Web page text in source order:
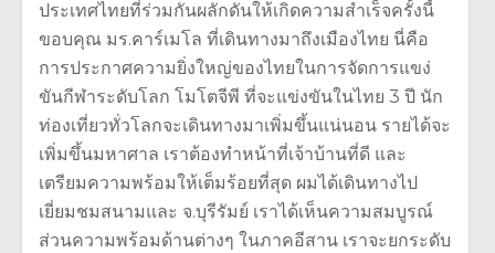
ประเทศไทยที่ร่วมกันผลักดันให้เกิดความสำเร็จครั้งนี้
ขอบคุณ มร.คาร์เมโล ที่เดินทางมาถึงเมืองไทย นี่คือ
การประกาศความยิ่งใหญ่ของไทยในการจัดการแขง่
ขันกีฬาระดับโลก โมโตจีพี ที่จะแข่งขันในไทย 3 ปี นัก
ท่องเที่ยวทั่วโลกจะเดินทางมาเพิ่มขึ้นแน่นอน รายได้จะ
เพิ่มขึ้นมหาศาล เราต้องทำหน้าที่เจ้าบ้านที่ดี และ
เตรียมความพร้อมให้เต็มร้อยที่สุด ผมได้เดินทางไป
เยี่ยมชมสนามและ จ.บุรีรัมย์ เราได้เห็นความสมบูรณ์
ส่วนความพร้อมด้านต่างๆ ในภาคอีสาน เราจะยกระดับ